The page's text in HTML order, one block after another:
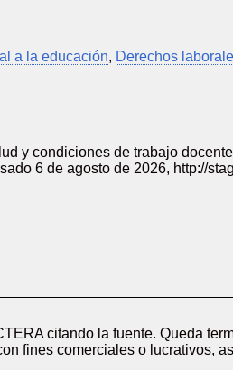
a la educación, Derechos
y condiciones de trabajo
6 de agosto de 2026, http://
citando la fuente. Queda
fines comerciales o lucrativos,